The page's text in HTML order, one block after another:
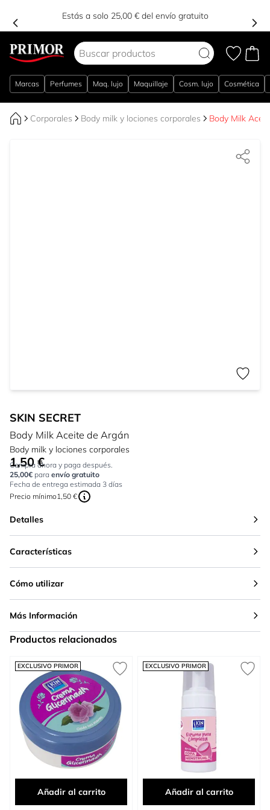
Estás a solo 25,00 € del envío gratuito
Marcas Perfumes Maq. lujo Maquillaje Cosm. lujo Cosmética
Corporales Body milk y lociones corporales Body Milk
SKIN SECRET
Body Milk Aceite de Argán
Body milk y lociones corporales
Tan bajo como:
1,50 €
Compra ahora y paga después.
25,00€ para envío gratuito
Fecha de entrega estimada 3 días
Precio mínimo1,50 €
Detalles
Características
Cómo utilizar
Más Información
Productos relacionados
Press to skip carousel
EXCLUSIVO PRIMOR
Añadir al carrito
EXCLUSIVO PRIMOR
Añadir al carrito